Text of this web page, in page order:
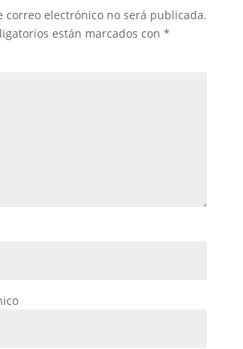
correo electrónico no será publicada.
están marcados con *